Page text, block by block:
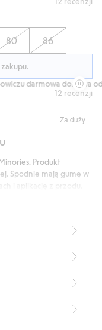
80 86
darmowa dostawa od
Za duży
12 recenzji
Produkt
Spodnie mają gumę w